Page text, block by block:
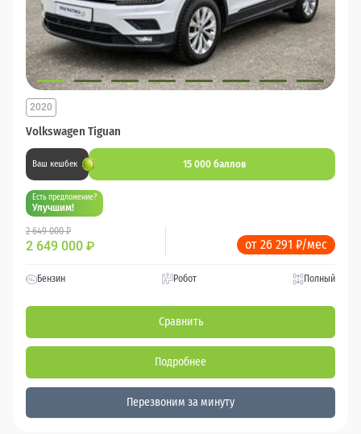
Volkswagen Tiguan
2020
Ваш кешбек 15 000 баллов
Есть предложение?
Улучшим!
2 649 000 ₽
2 649 000 ₽ от 26 291 ₽/мес
Бензин Робот Полный
Сравнить
Подробнее
Перезвоним за минуту